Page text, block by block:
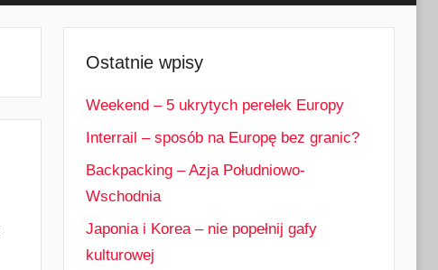
Ostatnie wpisy
Weekend – 5 ukrytych perełek Europy
Interrail – sposób na Europę bez granic?
Backpacking – Azja Południowo-
Wschodnia
Japonia i Korea – nie popełnij gafy
kulturowej